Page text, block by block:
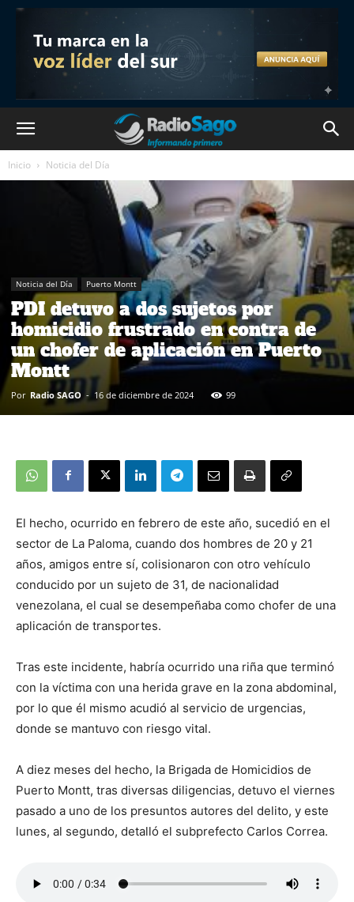
Inicio Noticia del Día
Noticia del Día Puerto Montt
PDI detuvo a dos sujetos por
homicidio frustrado en contra de
un chofer de aplicación en Puerto
Montt
Por Radio SAGO - 16 de diciembre de 2024 99
El hecho, ocurrido en febrero de este año, sucedió en el
sector de La Paloma, cuando dos hombres de 20 y 21
años, amigos entre sí, colisionaron con otro vehículo
conducido por un sujeto de 31, de nacionalidad
venezolana, el cual se desempeñaba como chofer de una
aplicación de transportes.
Tras este incidente, habría ocurrido una riña que terminó
con la víctima con una herida grave en la zona abdominal,
por lo que él mismo acudió al servicio de urgencias,
donde se mantuvo con riesgo vital.
A diez meses del hecho, la Brigada de Homicidios de
Puerto Montt, tras diversas diligencias, detuvo el viernes
pasado a uno de los presuntos autores del delito, y este
lunes, al segundo, detalló el subprefecto Carlos Correa.